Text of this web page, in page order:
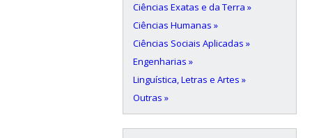
Ciências Exatas e da Terra »
Ciências Humanas »
Ciências Sociais Aplicadas »
Engenharias »
Linguística, Letras e Artes »
Outras »